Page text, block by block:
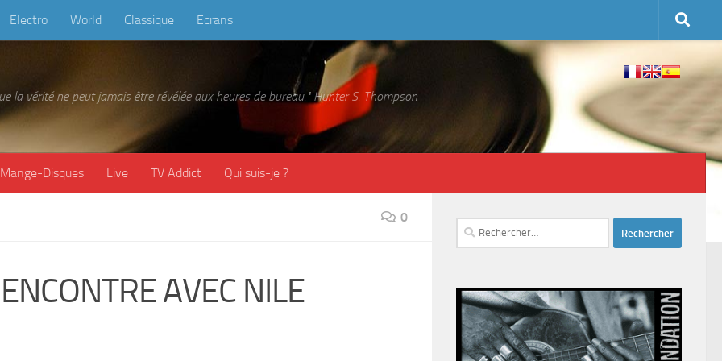
Electro World Classique Ecrans
la vérité ne peut jamais être révélée aux heures de bureau." Hunter S. Thompson
Mange-Disques Live TV Addict Qui suis-je ?
0
AVEC NILE
Rechercher :